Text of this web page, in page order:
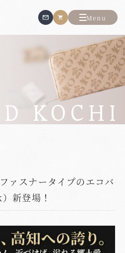
Menu
ァスナータイプのエコバ
新登場！